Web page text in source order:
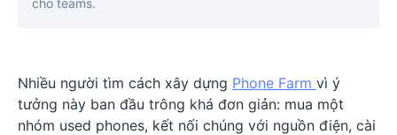
Nhiều người tìm cách xây dựng Phone Farm vì ý
tưởng này ban đầu trông khá đơn giản: mua một
nhóm used phones, kết nối chúng với nguồn điện, cài